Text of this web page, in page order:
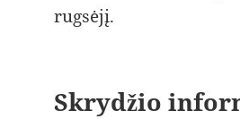
rugsėjį.
Skrydžio